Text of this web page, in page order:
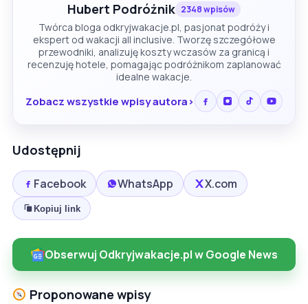
Hubert Podróżnik 2348 wpisów
Twórca bloga odkryjwakacje.pl, pasjonat podróży i
ekspert od wakacji all inclusive. Tworzę szczegółowe
przewodniki, analizuję koszty wczasów za granicą i
recenzuję hotele, pomagając podróżnikom zaplanować
idealne wakacje.
Zobacz wszystkie wpisy autora
Udostępnij
Facebook WhatsApp X.com
Kopiuj link
Obserwuj Odkryjwakacje.pl w Google News
Proponowane wpisy